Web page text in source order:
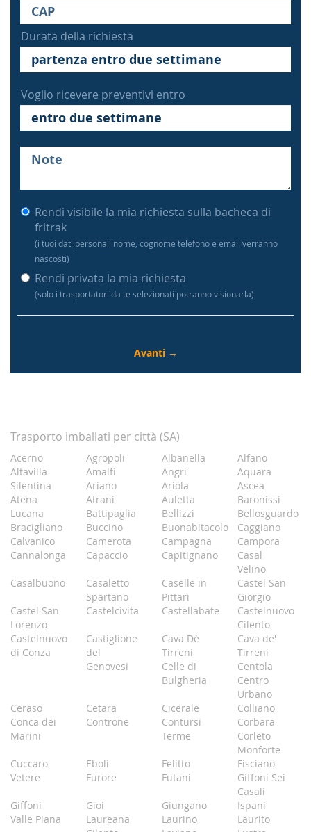
Durata della richiesta
Voglio ricevere preventivi entro
Rendi visibile la mia richiesta sulla bacheca di
fritrak
(i tuoi dati personali nome, cognome telefono e email verranno
nascosti)
Rendi privata la mia richiesta
(solo i trasportatori da te selezionati potranno visionarla)
Trasporto imballati per città (SA)
Acerno Agropoli Albanella
Alfano
Altavilla
Silentina
Amalfi Angri
Aquara
Ariano
Ariola
Ascea
Atena
Lucana
Atrani Auletta
Baronissi
Battipaglia
Bellizzi
Bellosguardo
Bracigliano
Buccino Buonabitacolo
Caggiano
Calvanico
Camerota Campagna
Campora
Cannalonga
Capaccio Capitignano
Casal
Velino
Casalbuono
Casaletto
Spartano
Caselle in
Pittari
Castel San
Giorgio
Castel San
Lorenzo
Castelcivita Castellabate
Castelnuovo
Cilento
Castelnuovo
di Conza
Castiglione
del
Genovesi
Cava Dè
Tirreni
Cava de'
Tirreni
Celle di
Bulgheria
Centola
Centro
Urbano
Ceraso
Cetara Cicerale
Colliano
Conca dei
Marini
Controne
Contursi
Terme
Corbara
Corleto
Monforte
Cuccaro
Vetere
Eboli Felitto
Fisciano
Furore
Futani
Giffoni Sei
Casali
Giffoni
Valle Piana
Gioi Giungano
Ispani
Laureana
Laurino
Laurito